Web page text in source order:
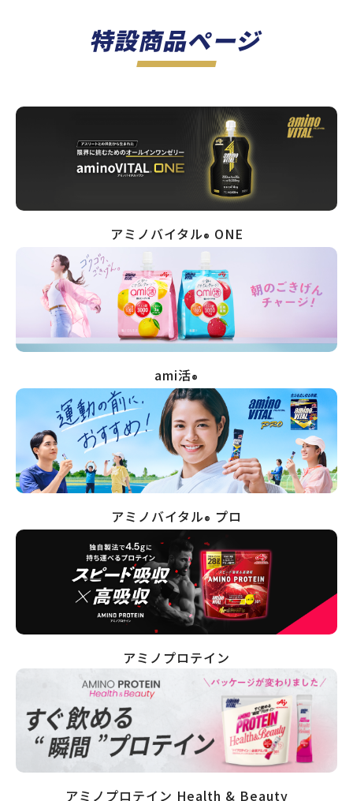
特設商品ページ
アミノバイタル® ONE
ami活®
アミノバイタル® プロ
アミノプロテイン
アミノプロテイン Health & Beauty